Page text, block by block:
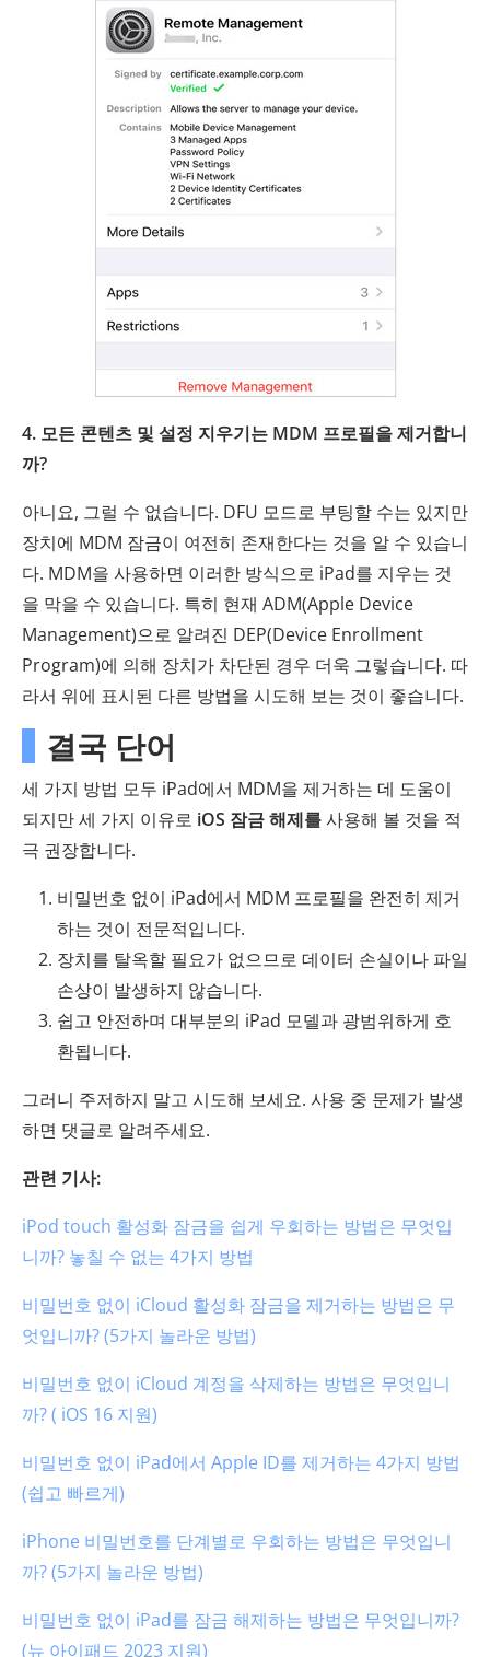
4. 모든 콘텐츠 및 설정 지우기는 MDM 프로필을 제거합니
까?
아니요, 그럴 수 없습니다. DFU 모드로 부팅할 수는 있지만
장치에 MDM 잠금이 여전히 존재한다는 것을 알 수 있습니
다. MDM을 사용하면 이러한 방식으로 iPad를 지우는 것
을 막을 수 있습니다. 특히 현재 ADM(Apple Device
Management)으로 알려진 DEP(Device Enrollment
Program)에 의해 장치가 차단된 경우 더욱 그렇습니다. 따
라서 위에 표시된 다른 방법을 시도해 보는 것이 좋습니다.
결국 단어
세 가지 방법 모두 iPad에서 MDM을 제거하는 데 도움이
되지만 세 가지 이유로 iOS 잠금 해제를사용해 볼 것을 적
극 권장합니다.
비밀번호 없이 iPad에서 MDM 프로필을 완전히 제거
하는 것이 전문적입니다.
장치를 탈옥할 필요가 없으므로 데이터 손실이나 파일
손상이 발생하지 않습니다.
쉽고 안전하며 대부분의 iPad 모델과 광범위하게 호
환됩니다.
그러니 주저하지 말고 시도해 보세요. 사용 중 문제가 발생
하면 댓글로 알려주세요.
관련 기사:
iPod touch 활성화 잠금을 쉽게 우회하는 방법은 무엇입
니까? 놓칠 수 없는 4가지 방법
비밀번호 없이 iCloud 활성화 잠금을 제거하는 방법은 무
엇입니까? (5가지 놀라운 방법)
비밀번호 없이 iCloud 계정을 삭제하는 방법은 무엇입니
까? ( iOS 16 지원)
비밀번호 없이 iPad에서 Apple ID를 제거하는 4가지 방법
(쉽고 빠르게)
iPhone 비밀번호를 단계별로 우회하는 방법은 무엇입니
까? (5가지 놀라운 방법)
비밀번호 없이 iPad를 잠금 해제하는 방법은 무엇입니까?
(뉴 아이패드 2023 지원)